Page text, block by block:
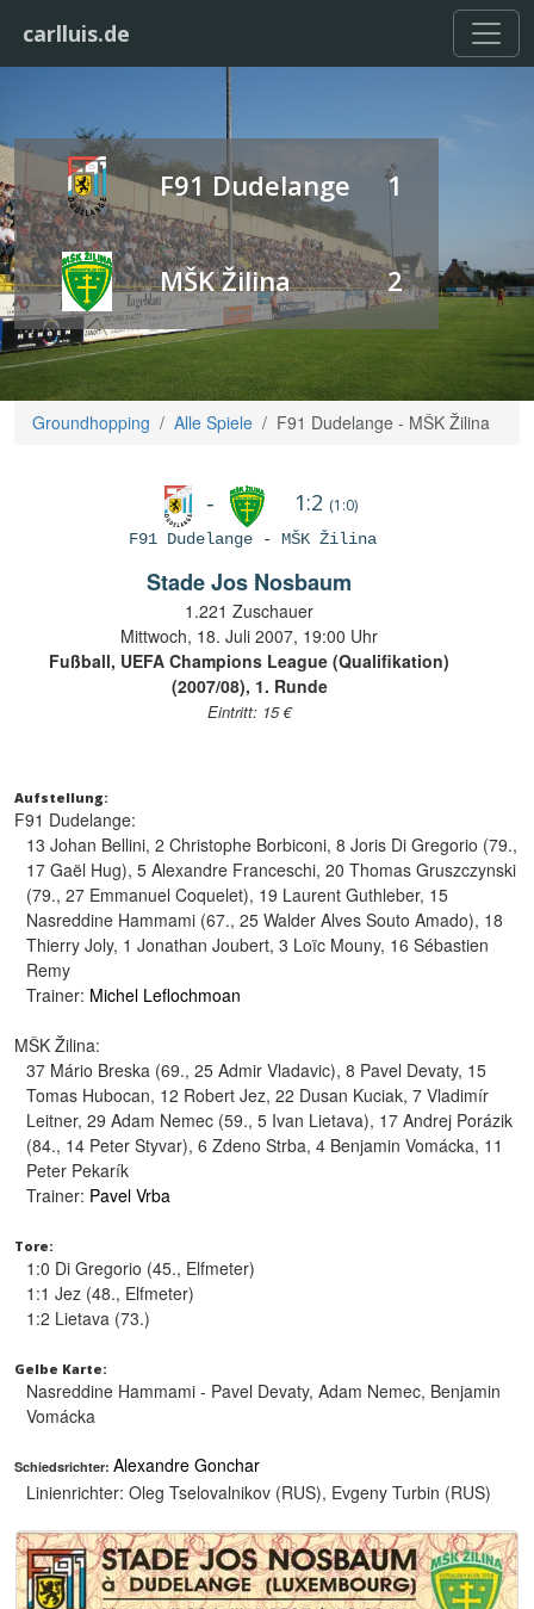
carlluis.de
F91 Dudelange 1
MŠK Žilina 2
Groundhopping Alle Spiele F91 Dudelange - MŠK Žilina
- 1:2 (1:0)
F91 Dudelange- MŠK Žilina
Stade Jos Nosbaum
1.221 Zuschauer
Mittwoch, 18. Juli 2007, 19:00 Uhr
Fußball, UEFA Champions League (Qualifikation)
(2007/08), 1. Runde
Eintritt: 15 €
Aufstellung:
F91 Dudelange:
13 Johan Bellini, 2 Christophe Borbiconi, 8 Joris Di Gregorio (79.,
17 Gaël Hug), 5 Alexandre Franceschi, 20 Thomas Gruszczynski
(79., 27 Emmanuel Coquelet), 19 Laurent Guthleber, 15
Nasreddine Hammami (67., 25 Walder Alves Souto Amado), 18
Thierry Joly, 1 Jonathan Joubert, 3 Loïc Mouny, 16 Sébastien
Remy
Trainer: Michel Leflochmoan
MŠK Žilina:
37 Mário Breska (69., 25 Admir Vladavic), 8 Pavel Devaty, 15
Tomas Hubocan, 12 Robert Jez, 22 Dusan Kuciak, 7 Vladimír
Leitner, 29 Adam Nemec (59., 5 Ivan Lietava), 17 Andrej Porázik
(84., 14 Peter Styvar), 6 Zdeno Strba, 4 Benjamin Vomácka, 11
Peter Pekarík
Trainer: Pavel Vrba
Tore:
1:0 Di Gregorio (45., Elfmeter)
1:1 Jez (48., Elfmeter)
1:2 Lietava (73.)
Gelbe Karte:
Nasreddine Hammami - Pavel Devaty, Adam Nemec, Benjamin
Vomácka
Schiedsrichter: Alexandre Gonchar
Linienrichter: Oleg Tselovalnikov (RUS), Evgeny Turbin (RUS)